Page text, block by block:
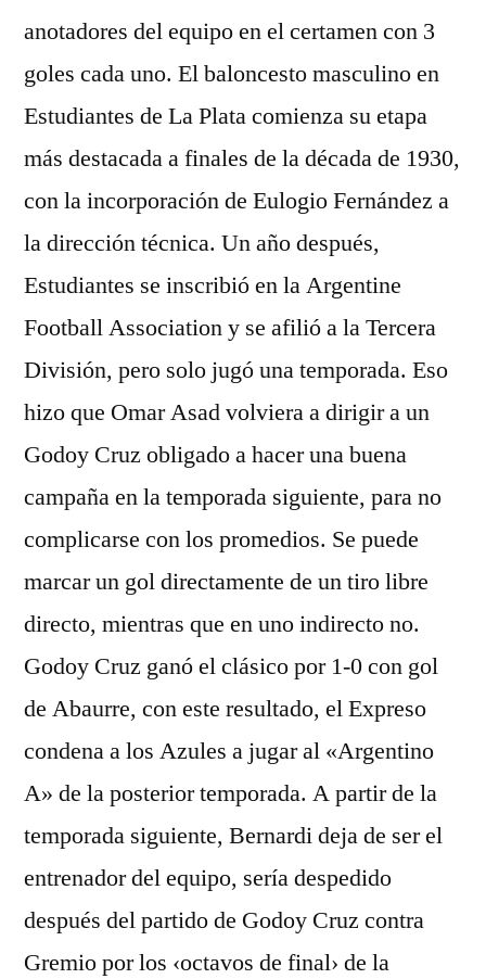
anotadores del equipo en el certamen con 3
goles cada uno. El baloncesto masculino en
Estudiantes de La Plata comienza su etapa
más destacada a finales de la década de 1930,
con la incorporación de Eulogio Fernández a
la dirección técnica. Un año después,
Estudiantes se inscribió en la Argentine
Football Association y se afilió a la Tercera
División, pero solo jugó una temporada. Eso
hizo que Omar Asad volviera a dirigir a un
Godoy Cruz obligado a hacer una buena
campaña en la temporada siguiente, para no
complicarse con los promedios. Se puede
marcar un gol directamente de un tiro libre
directo, mientras que en uno indirecto no.
Godoy Cruz ganó el clásico por 1-0 con gol
de Abaurre, con este resultado, el Expreso
condena a los Azules a jugar al «Argentino
A» de la posterior temporada. A partir de la
temporada siguiente, Bernardi deja de ser el
entrenador del equipo, sería despedido
después del partido de Godoy Cruz contra
Gremio por los ‹octavos de final› de la